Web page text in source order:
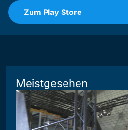
Zum Play Store
Meistgesehen